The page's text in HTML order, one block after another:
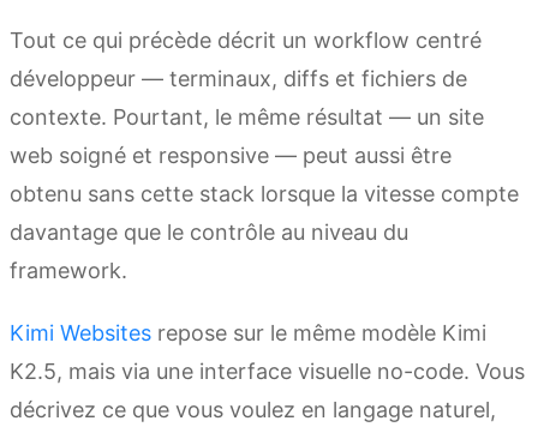
Tout ce qui précède décrit un workflow centré
développeur — terminaux, diffs et fichiers de
contexte. Pourtant, le même résultat — un site
web soigné et responsive — peut aussi être
obtenu sans cette stack lorsque la vitesse compte
davantage que le contrôle au niveau du
framework.
Kimi Websites repose sur le même modèle Kimi
K2.5, mais via une interface visuelle no-code. Vous
décrivez ce que vous voulez en langage naturel,